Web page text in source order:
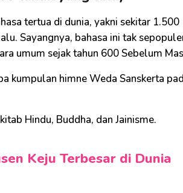
tertua di dunia, yakni sekitar 1.500
Sayangnya, bahasa ini tak
umum sejak tahun 600 Sebelum
kumpulan himne Weda Sanskerta
Hindu, Buddha, dan Jainisme.
Keju Terbesar di Dunia